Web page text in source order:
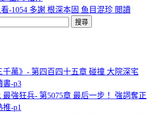
-1054 多謝 根深本固 鱼目混珍 閲讀
千萬》- 第四百四十五章 碰撞 大院深宅
書-p3
最強狂兵- 第5075章 最后一步！ 強詞奪正
-p1